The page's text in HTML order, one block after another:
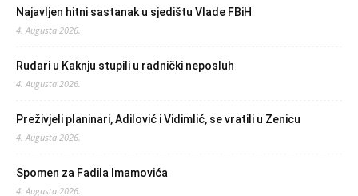
Najavljen hitni sastanak u sjedištu Vlade FBiH
4. Augusta 2026.
Rudari u Kaknju stupili u radnički neposluh
4. Augusta 2026.
Preživjeli planinari, Adilović i Vidimlić, se vratili u Zenicu
4. Augusta 2026.
Spomen za Fadila Imamovića
4. Augusta 2026.